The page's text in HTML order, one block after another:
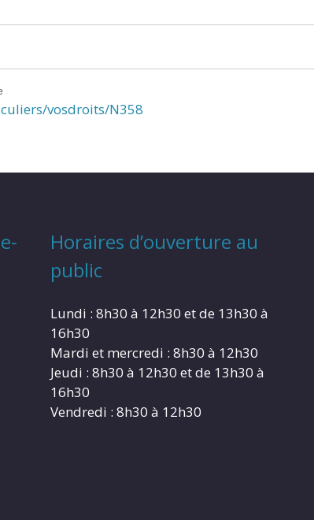
vosdroits/N358
Horaires d’ouverture au
public
Lundi : 8h30 à 12h30 et de 13h30 à
16h30
Mardi et mercredi : 8h30 à 12h30
Jeudi : 8h30 à 12h30 et de 13h30 à
16h30
Vendredi : 8h30 à 12h30